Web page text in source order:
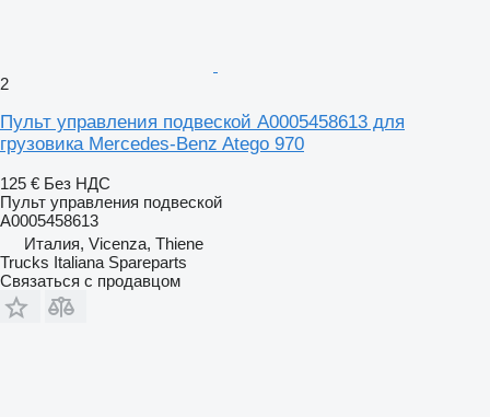
2
Пульт управления подвеской A0005458613 для
грузовика Mercedes-Benz Atego 970
125 € Без НДС
Пульт управления подвеской
A0005458613
Италия, Vicenza, Thiene
Trucks Italiana Spareparts
Связаться с продавцом